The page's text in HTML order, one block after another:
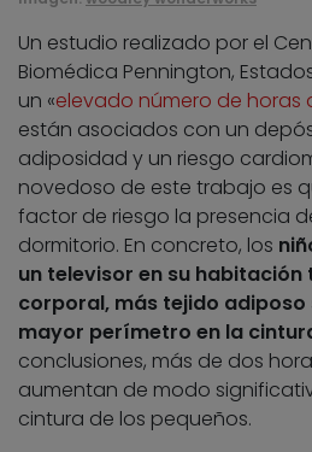
Un estudio realizado por el
Biomédica Pennington,
un «elevado número de horas
están asociados con un
adiposidad y un riesgo
novedoso de este trabajo es
factor de riesgo la presencia
dormitorio. En concreto, los
un televisor en su
corporal, más tejido adiposo
mayor perímetro en la
conclusiones, más de dos
aumentan de modo
cintura de los pequeños.